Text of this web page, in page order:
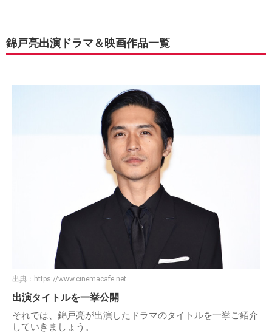
錦戸亮出演ドラマ＆映画作品一覧
出典： https://www.cinemacafe.net
出演タイトルを一挙公開
それでは、錦戸亮が出演したドラマのタイトルを一挙ご紹介
していきましょう。